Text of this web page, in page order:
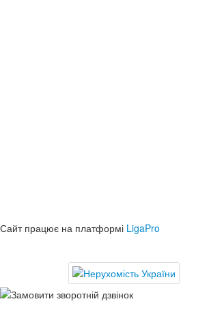
Сайт працює на платформі LigaPro